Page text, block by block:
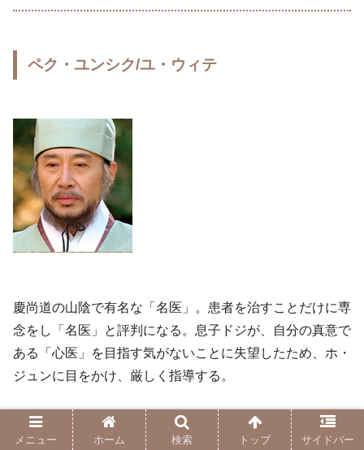
ペク・ユンシク/ユ・ウィテ
慶尚道の山陰で有名な「名医」。患者を治すことだけに専
念をし「名医」と評判になる。息子ドジが、自分の真意で
ある「心医」を目指す気がないことに失望したため、ホ・
ジュンに目をかけ、厳しく指導する。
イ・ジェヨン/キム・ミンセ（サムジョク大
メニュー ホーム 検索 トップ サイドバー